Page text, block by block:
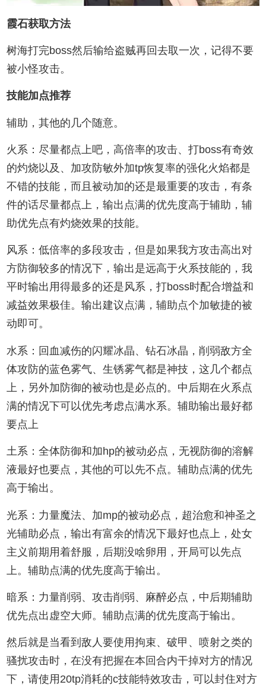
霞石获取方法
树海打完boss然后输给盗贼再回去取一次，记得不要
被小怪攻击。
技能加点推荐
辅助，其他的几个随意。
火系：尽量都点上吧，高倍率的攻击、打boss有奇效
的灼烧以及、加攻防敏外加tp恢复率的强化火焰都是
不错的技能，而且被动加的还是最重要的攻击，有条
件的话尽量都点上，输出点满的优先度高于辅助，辅
助优先点有灼烧效果的技能。
风系：低倍率的多段攻击，但是如果我方攻击高出对
方防御较多的情况下，输出是远高于火系技能的，我
平时输出用得最多的还是风系，打boss时配合增益和
减益效果极佳。输出建议点满，辅助点个加敏捷的被
动即可。
水系：回血减伤的闪耀冰晶、钻石冰晶，削弱敌方全
体攻防的蓝色雾气、生锈雾气都是神技，这几个都点
上，另外加防御的被动也是必点的。中后期在火系点
满的情况下可以优先考虑点满水系。辅助输出最好都
要点上
土系：全体防御和加hp的被动必点，无视防御的溶解
液最好也要点，其他的可以先不点。辅助点满的优先
高于输出。
光系：力量魔法、加mp的被动必点，超治愈和神圣之
光辅助必点，输出有富余的情况下最好也点上，处女
主义前期用着舒服，后期没啥卵用，开局可以先点
上。辅助点满的优先度高于输出。
暗系：力量削弱、攻击削弱、麻醉必点，中后期辅助
优先点出虚空大师。辅助点满的优先度高于输出。
然后就是当看到敌人要使用拘束、破甲、喷射之类的
骚扰攻击时，在没有把握在本回合内干掉对方的情况
下，请使用20tp消耗的c技能特效攻击，可以封住对方